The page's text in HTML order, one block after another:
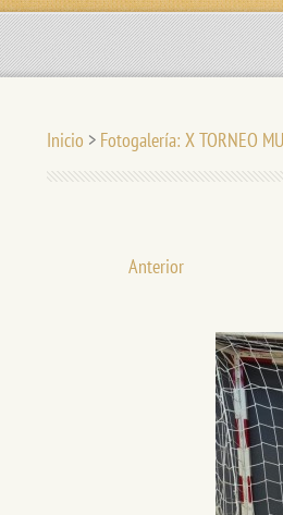
Inicio > Fotogalería: X TORNEO
Anterior